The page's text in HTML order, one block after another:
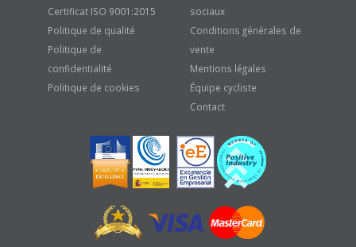
Certificat ISO 9001:2015
Politique de qualité
Politique de
confidentialité
Politique de cookies
sociaux
Conditions générales de
vente
Mentions légales
Équipe cycliste
Contact